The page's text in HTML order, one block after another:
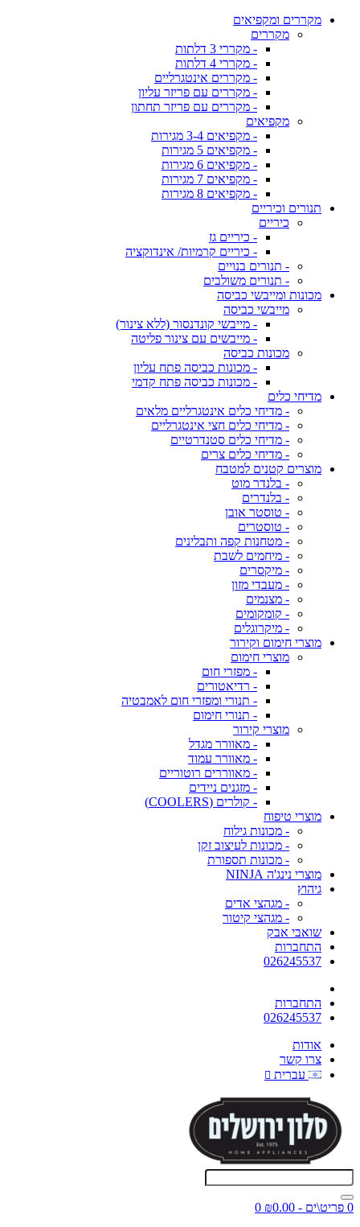
מקררים ומקפיאים
מקררים
- מקררי 3 דלתות
- מקררי 4 דלתות
- מקררים אינטגרליים
- מקררים עם פריזר עליון
- מקררים עם פריזר תחתון
מקפיאים
- מקפיאים 3-4 מגירות
- מקפיאים 5 מגירות
- מקפיאים 6 מגירות
- מקפיאים 7 מגירות
- מקפיאים 8 מגירות
תנורים וכיריים
כיריים
- כיריים גז
- כיריים קרמיות/ אינדוקציה
- תנורים בנויים
- תנורים משולבים
מכונות ומייבשי כביסה
מייבשי כביסה
- מייבשי קונדנסור (ללא צינור)
- מייבשים עם צינור פליטה
מכונות כביסה
- מכונות כביסה פתח עליון
- מכונות כביסה פתח קדמי
מדיחי כלים
- מדיחי כלים אינטגרליים מלאים
- מדיחי כלים חצי אינטגרליים
- מדיחי כלים סטנדרטיים
- מדיחי כלים צרים
מוצרים קטנים למטבח
- בלנדר מוט
- בלנדרים
- טוסטר אובן
- טוסטרים
- מטחנות קפה ותבלינים
- מיחמים לשבת
- מיקסרים
- מעבדי מזון
- מצנמים
- קומקומים
- מיקרוגלים
מוצרי חימום וקירור
מוצרי חימום
- מפזרי חום
- רדיאטורים
- תנורי ומפזרי חום לאמבטיה
- תנורי חימום
מוצרי קירור
- מאוורר מגדל
- מאוורר עמוד
- מאווררים רוטוריים
- מזגנים ניידים
- קולרים (COOLERS)
מוצרי טיפוח
- מכונות גילוח
- מכונות לעיצוב זקן
- מכונות תספורת
מוצרי נינג'ה NINJA
גיהוץ
- מגהצי אדים
- מגהצי קיטור
שואבי אבק
התחברות
026245537
התחברות
026245537
אודות
צרו קשר
עברית
0 פריט\ים - ₪0.00
0